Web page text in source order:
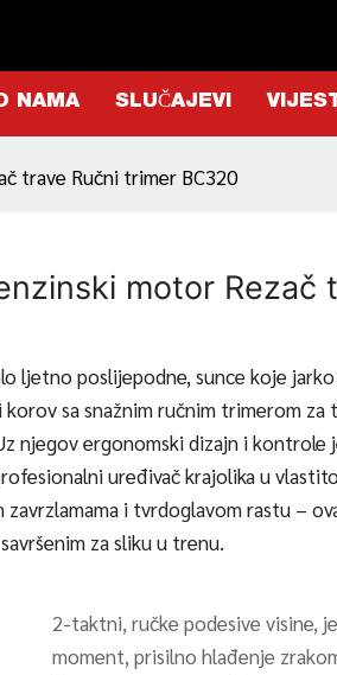
NAMA SLUČAJEVI
trave Ručni trimer BC320
motor Rezač
ljetno poslijepodne, sunce koje
sa snažnim ručnim trimerom
njegov ergonomski dizajn i
uređivač krajolika u
i tvrdoglavom rastu –
za sliku u trenu.
2-taktni, ručke podesive visine,
moment, prisilno hlađenje